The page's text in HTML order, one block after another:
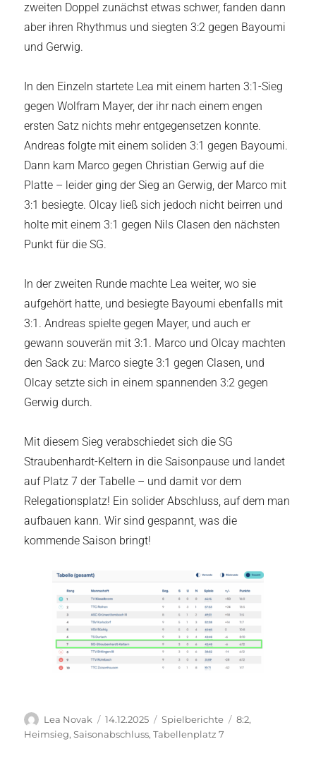
zweiten Doppel zunächst etwas schwer, fanden dann
aber ihren Rhythmus und siegten 3:2 gegen Bayoumi
und Gerwig.
In den Einzeln startete Lea mit einem harten 3:1-Sieg
gegen Wolfram Mayer, der ihr nach einem engen
ersten Satz nichts mehr entgegensetzen konnte.
Andreas folgte mit einem soliden 3:1 gegen Bayoumi.
Dann kam Marco gegen Christian Gerwig auf die
Platte – leider ging der Sieg an Gerwig, der Marco mit
3:1 besiegte. Olcay ließ sich jedoch nicht beirren und
holte mit einem 3:1 gegen Nils Clasen den nächsten
Punkt für die SG.
In der zweiten Runde machte Lea weiter, wo sie
aufgehört hatte, und besiegte Bayoumi ebenfalls mit
3:1. Andreas spielte gegen Mayer, und auch er
gewann souverän mit 3:1. Marco und Olcay machten
den Sack zu: Marco siegte 3:1 gegen Clasen, und
Olcay setzte sich in einem spannenden 3:2 gegen
Gerwig durch.
Mit diesem Sieg verabschiedet sich die SG
Straubenhardt-Keltern in die Saisonpause und landet
auf Platz 7 der Tabelle – und damit vor dem
Relegationsplatz! Ein solider Abschluss, auf dem man
aufbauen kann. Wir sind gespannt, was die
kommende Saison bringt!
Autor
Lea Novak
Veröffentlicht
am
14.12.2025 Kategorien
Spielberichte Schlagwörter
8:2,
Heimsieg,Saisonabschluss,Tabellenplatz 7